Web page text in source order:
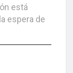
está
espera de